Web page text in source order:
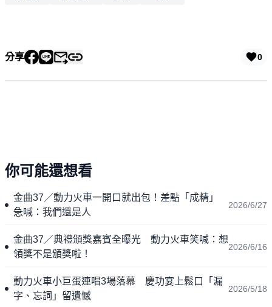
分享 0
你可能還想看
金曲37／動力火車一開口就出包！差點「成精」
急喊：我們還是人
2026/6/27
金曲37／典禮頒獎嘉賓全曝光 動力火車笑喊：想
領獎不是頒獎啦！
2026/6/16
動力火車小巨蛋連唱3場落幕 慶功宴上鬆口「漏
字、忘詞」留遺憾
2026/5/18